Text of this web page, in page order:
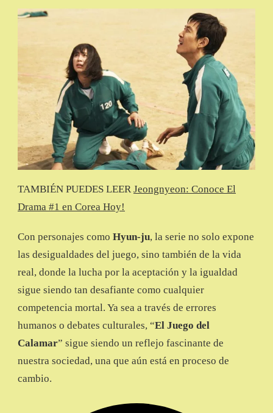
TAMBIÉN PUEDES LEERJeongnyeon: Conoce El
Drama #1 en Corea Hoy!
Con personajes como Hyun-ju, la serie no solo expone
las desigualdades del juego, sino también de la vida
real, donde la lucha por la aceptación y la igualdad
sigue siendo tan desafiante como cualquier
competencia mortal. Ya sea a través de errores
humanos o debates culturales, “El Juego del
Calamar” sigue siendo un reflejo fascinante de
nuestra sociedad, una que aún está en proceso de
cambio.